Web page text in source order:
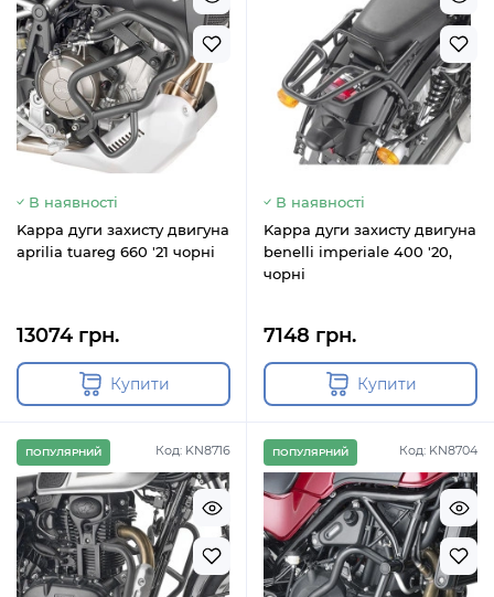
В наявності
Kappa дуги захисту двигуна
aprilia tuareg 660 '21 чорні
13074 грн.
Купити
В наявності
Kappa дуги захисту двигуна
benelli imperiale 400 '20,
чорні
7148 грн.
Купити
Код: KN8716
ПОПУЛЯРНИЙ Код: KN8704
ПОПУЛЯРНИЙ